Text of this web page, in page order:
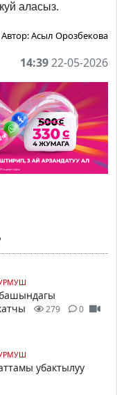
аласыз.
Автор:Асыл Орозбекова
14:3922-05-2026
279 0
убактылуу